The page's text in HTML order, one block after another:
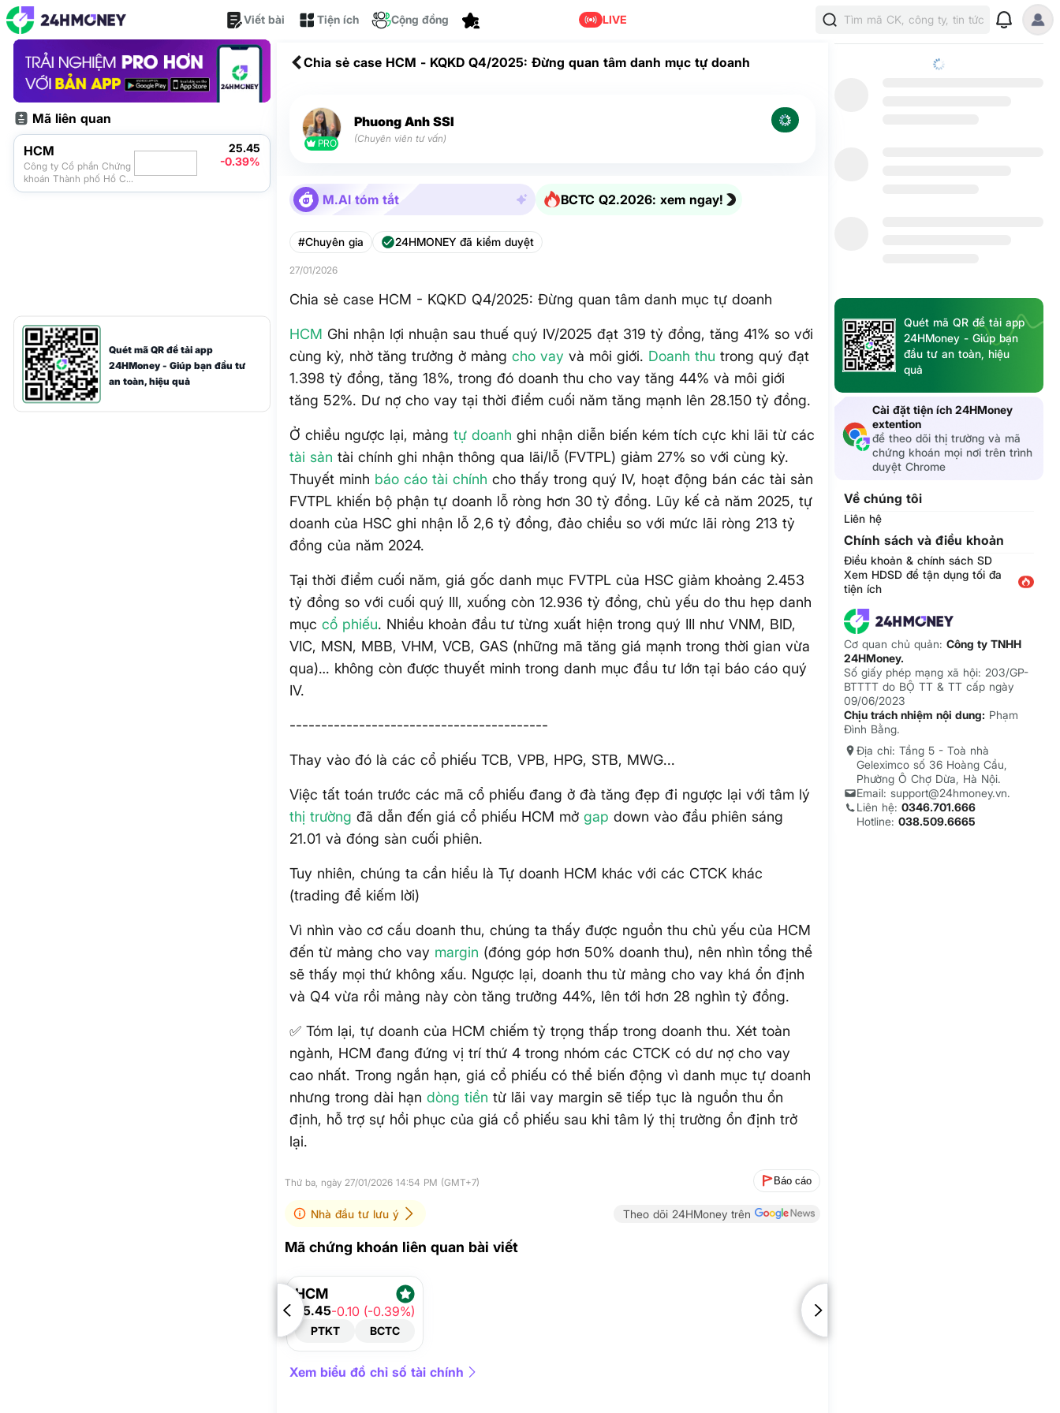
Viết bài Tiện ích Cộng đồng LIVE Tìm mã CK, công ty, tin tức
Mã liên quan
HCM
Công ty Cổ phần Chứng
khoán Thành phố Hồ Chí
Minh
25.45
-0.39%
Quét mã QR để tải app
24HMoney - Giúp bạn đầu tư
an toàn, hiệu quả
Chia sẻ case HCM - KQKD Q4/2025: Đừng quan tâm danh mục tự doanh
PRO
Phuong Anh SSI
(Chuyên viên tư vấn)
M.AI tóm tắt BCTC Q2.2026: xem ngay!
#Chuyên gia 24HMONEY đã kiểm duyệt
27/01/2026
Chia sẻ case HCM - KQKD Q4/2025: Đừng quan tâm danh mục tự doanh
HCM Ghi nhận lợi nhuận sau thuế quý IV/2025 đạt 319 tỷ đồng, tăng 41% so với
cùng kỳ, nhờ tăng trưởng ở mảngcho vay và môi giới. Doanh thu trong quý đạt
1.398 tỷ đồng, tăng 18%, trong đó doanh thu cho vay tăng 44% và môi giới
tăng 52%. Dư nợ cho vay tại thời điểm cuối năm tăng mạnh lên 28.150 tỷ đồng.
Ở chiều ngược lại, mảngtự doanh ghi nhận diễn biến kém tích cực khi lãi từ các
tài sản tài chính ghi nhận thông qua lãi/lỗ (FVTPL) giảm 27% so với cùng kỳ.
Thuyết minh báo cáo tài chính cho thấy trong quý IV, hoạt động bán các tài sản
FVTPL khiến bộ phận tự doanh lỗ ròng hơn 30 tỷ đồng. Lũy kế cả năm 2025, tự
doanh của HSC ghi nhận lỗ 2,6 tỷ đồng, đảo chiều so với mức lãi ròng 213 tỷ
đồng của năm 2024.
Tại thời điểm cuối năm, giá gốc danh mục FVTPL của HSC giảm khoảng 2.453
tỷ đồng so với cuối quý III, xuống còn 12.936 tỷ đồng, chủ yếu do thu hẹp danh
mụccổ phiếu. Nhiều khoản đầu tư từng xuất hiện trong quý III như VNM, BID,
VIC, MSN, MBB, VHM, VCB, GAS (những mã tăng giá mạnh trong thời gian vừa
qua)… không còn được thuyết minh trong danh mục đầu tư lớn tại báo cáo quý
IV.
-----------------------------------------
Thay vào đó là các cổ phiếu TCB, VPB, HPG, STB, MWG...
Việc tất toán trước các mã cổ phiếu đang ở đà tăng đẹp đi ngược lại với tâm lý
thị trường đã dẫn đến giá cổ phiếu HCM mởgap down vào đầu phiên sáng
21.01 và đóng sàn cuối phiên.
Tuy nhiên, chúng ta cần hiểu là Tự doanh HCM khác với các CTCK khác
(trading để kiếm lời)
Vì nhìn vào cơ cấu doanh thu, chúng ta thấy được nguồn thu chủ yếu của HCM
đến từ mảng cho vay margin (đóng góp hơn 50% doanh thu), nên nhìn tổng thể
sẽ thấy mọi thứ không xấu. Ngược lại, doanh thu từ mảng cho vay khá ổn định
và Q4 vừa rồi mảng này còn tăng trưởng 44%, lên tới hơn 28 nghìn tỷ đồng.
✅ Tóm lại, tự doanh của HCM chiếm tỷ trọng thấp trong doanh thu. Xét toàn
ngành, HCM đang đứng vị trí thứ 4 trong nhóm các CTCK có dư nợ cho vay
cao nhất. Trong ngắn hạn, giá cổ phiếu có thể biến động vì danh mục tự doanh
nhưng trong dài hạndòng tiền từ lãi vay margin sẽ tiếp tục là nguồn thu ổn
định, hỗ trợ sự hồi phục của giá cổ phiếu sau khi tâm lý thị trường ổn định trở
lại.
Thứ ba, ngày 27/01/2026 14:54 PM (GMT+7) Báo cáo
Nhà đầu tư lưu ý Theo dõi 24HMoney trên
Mã chứng khoán liên quan bài viết
HCM
25.45-0.10 (-0.39%)
PTKT BCTC
Xem biểu đồ chỉ số tài chính
Quét mã QR để tải app
24HMoney - Giúp bạn
đầu tư an toàn, hiệu
quả
Cài đặt tiện ích 24HMoney
extention
để theo dõi thị trường và mã
chứng khoán mọi nơi trên trình
duyệt Chrome
Về chúng tôi
Liên hệ
Chính sách và điều khoản
Điều khoản & chính sách SD
Xem HDSD để tận dụng tối đa
tiện ích
Cơ quan chủ quản:Công ty TNHH
24HMoney.
Số giấy phép mạng xã hội: 203/GP-
BTTTT do BỘ TT & TT cấp ngày
09/06/2023
Chịu trách nhiệm nội dung: Phạm
Đình Bằng.
Địa chỉ: Tầng 5 - Toà nhà
Geleximco số 36 Hoàng Cầu,
Phường Ô Chợ Dừa, Hà Nội.
Email: support@24hmoney.vn.
Liên hệ:0346.701.666
Hotline:038.509.6665